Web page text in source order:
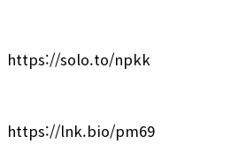
https://solo.to/npkk
https://lnk.bio/pm69